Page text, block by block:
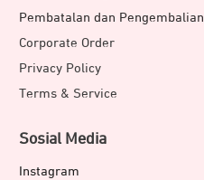
Pembatalan dan Pengembalian
Corporate Order
Privacy Policy
Terms & Service
Sosial Media
Instagram